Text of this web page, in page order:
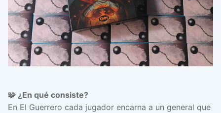
🧩 ¿En qué consiste?
En El Guerrero cada jugador encarna a un general que